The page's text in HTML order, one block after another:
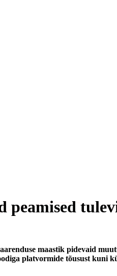
peamised
maastik pidevaid
platvormide tõusust